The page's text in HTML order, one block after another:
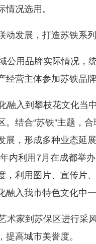
况选用。
发展，打造苏铁系
用品牌实际情况，统
经营主体参加苏铁品
入到攀枝花文化当中
。结合“苏铁”主题，
展，形成多种业态延
内利用7月在成都举
，利用图片、宣传片
融入我市特色文化中
家到苏保区进行采风
提高城市美誉度。